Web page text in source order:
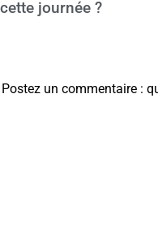
cette journée ?
Postez un commentaire :